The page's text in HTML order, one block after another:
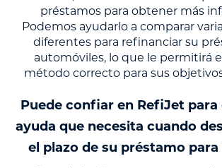
préstamos para obtener más
Podemos ayudarlo a comparar
diferentes para refinanciar su
automóviles, lo que le permitirá
método correcto para sus
Puede confiar en RefiJet para
ayuda que necesita cuando
el plazo de su préstamo